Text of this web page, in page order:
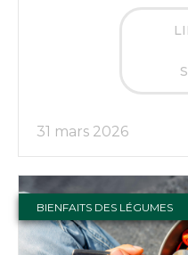
31 mars 2026
BIENFAITS DES LÉGUMES